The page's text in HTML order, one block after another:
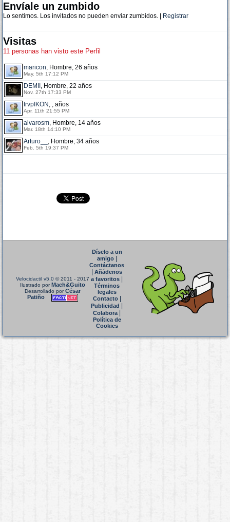
Envíale un zumbido
Lo sentimos. Los invitados no pueden enviar zumbidos. | Registrar
Visitas
11 personas han visto este Perfil
maricon, Hombre, 26 años
May. 5th 17:12 PM
DEMII , Hombre, 22 años
Nov. 27th 17:33 PM
trvpIKON , , años
Apr. 11th 21:55 PM
alvarosm, Hombre, 14 años
Mar. 18th 14:10 PM
Arturo__ , Hombre, 34 años
Feb. 5th 19:37 PM
Velocidactil v5.0 © 2011 - 2017
Ilustrado porMach&Guito
Desarrollado porCésar
Patiño
Díselo a un
amigo|
Contáctanos
Añádenos
a favoritos
Términos
legales
Contacto|
Publicidad
Colabora|
Política de
Cookies